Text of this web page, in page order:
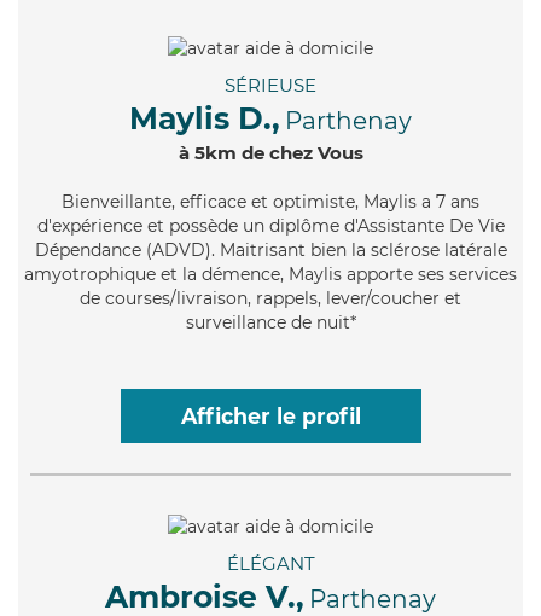
SÉRIEUSE
Maylis D., Parthenay
à 5km de chez Vous
Bienveillante, efficace et optimiste, Maylis a 7 ans
d'expérience et possède un diplôme d'Assistante De Vie
Dépendance (ADVD). Maitrisant bien la sclérose latérale
amyotrophique et la démence, Maylis apporte ses services
de courses/livraison, rappels, lever/coucher et
surveillance de nuit*
Afficher le profil
ÉLÉGANT
Ambroise V., Parthenay